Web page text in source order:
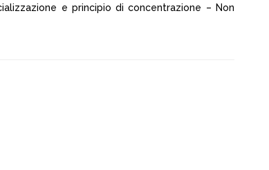
e principio di concentrazione – Non